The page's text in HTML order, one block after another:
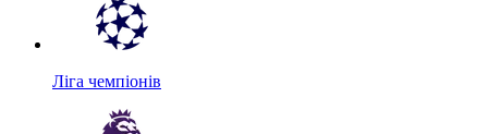
Ліга чемпіонів